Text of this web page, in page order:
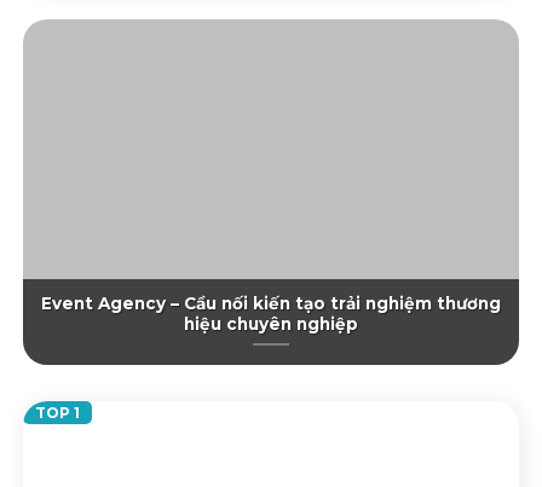
Event Agency – Cầu nối kiến tạo trải nghiệm thương
hiệu chuyên nghiệp